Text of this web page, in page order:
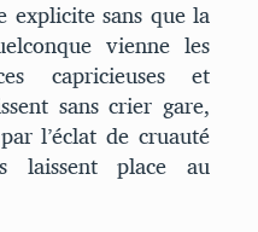
explicite sans que la
vienne les
capricieuses et
sans crier gare,
l’éclat de cruauté
laissent place au